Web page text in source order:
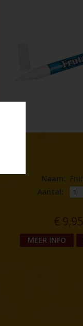
Naam:
Aantal:
€ 9,95
MEER INFO